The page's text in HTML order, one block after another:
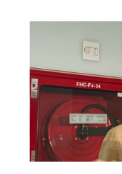
พัฒนาอย่างยั่งยืน แถล